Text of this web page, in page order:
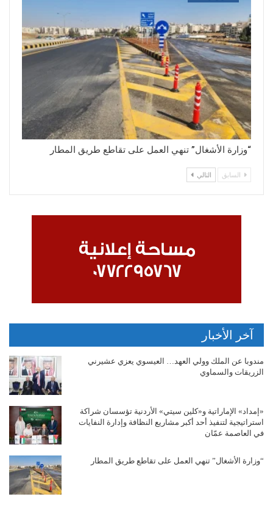
“وزارة الأشغال” تنهي العمل على تقاطع طريق المطار
السابق التالي
آخر الأخبار
مندوبا عن الملك وولي العهد… العيسوي يعزي عشيرني
الزريقات والسماوي
«إمداد» الإماراتية و«كلين سيتي» الأردنية تؤسسان شراكة
استراتيجية لتنفيذ أحد أكبر مشاريع النظافة وإدارة النفايات
في العاصمة عمّان
“وزارة الأشغال” تنهي العمل على تقاطع طريق المطار